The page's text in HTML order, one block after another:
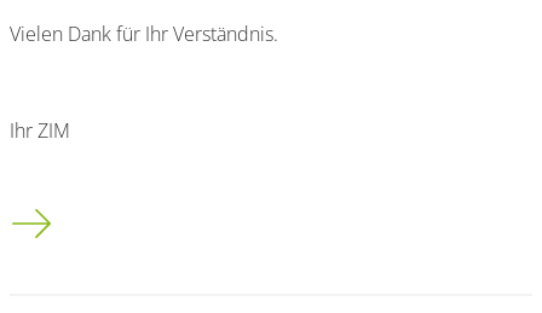
Vielen Dank für Ihr Verständnis.
Ihr ZIM
Sciebo ist aktuell nicht erreichbar